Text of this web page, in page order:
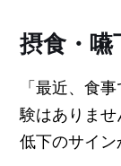
摂食・
「最近、食
験はありま
低下のサイン